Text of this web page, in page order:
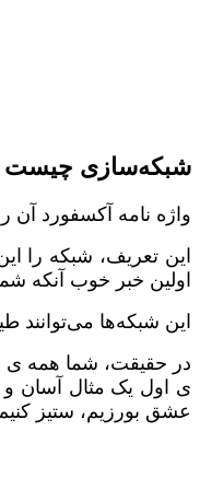
شبکه‌سازی چیست
واژه نامه آکسفورد آن
این تعریف، شبکه را
اولین خبر خوب آنکه
این شبکه‌ها می‌توانند
در حقیقت، شما همه ی
ی اول یک مثال آسان و
عشق بورزیم، ستیز